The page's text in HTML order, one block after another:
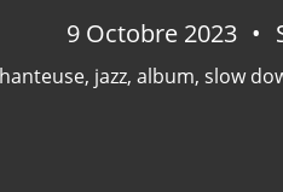
9 Octobre 2023
, jazz, album, slow